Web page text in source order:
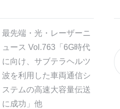
最先端・光・レーザーニ
ュース Vol.763「6G時代
に向け、サブテラヘルツ
波を利用した車両通信シ
ステムの高速大容量伝送
に成功」他